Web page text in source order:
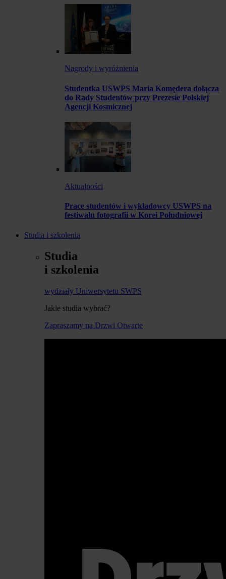
Nagrody i wyróżnienia
Studentka USWPS Maria Komędera dołącza
do Rady Studentów przy Prezesie Polskiej
Agencji Kosmicznej
Aktualności
Prace studentów i wykładowcy USWPS na
festiwalu fotografii w Korei Południowej
Studia i szkolenia
Studia
i szkolenia
wydziały Uniwersytetu SWPS
Jakie studia wybrać?
Zapraszamy na Drzwi Otwarte